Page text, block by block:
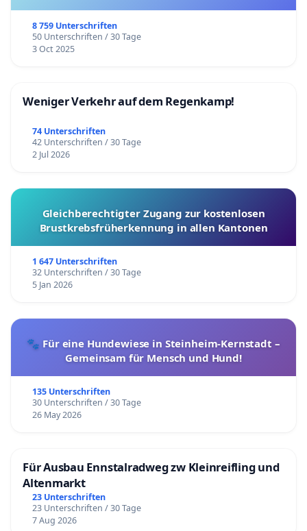
8 759 Unterschriften
50 Unterschriften / 30 Tage
3 Oct 2025
Weniger Verkehr auf dem Regenkamp!
74 Unterschriften
42 Unterschriften / 30 Tage
2 Jul 2026
Gleichberechtigter Zugang zur kostenlosen
Brustkrebsfrüherkennung in allen Kantonen
1 647 Unterschriften
32 Unterschriften / 30 Tage
5 Jan 2026
🐾 Für eine Hundewiese in Steinheim-Kernstadt –
Gemeinsam für Mensch und Hund!
135 Unterschriften
30 Unterschriften / 30 Tage
26 May 2026
Für Ausbau Ennstalradweg zw Kleinreifling und
Altenmarkt
23 Unterschriften
23 Unterschriften / 30 Tage
7 Aug 2026